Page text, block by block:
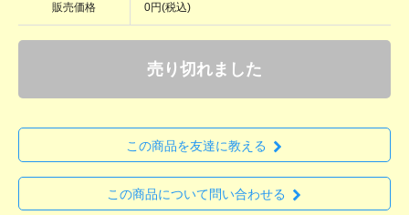
販売価格 0円(税込)
売り切れました
この商品を友達に教える
この商品について問い合わせる